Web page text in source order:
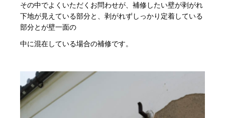
その中でよくいただくお問わせが、補修したい壁が剥がれ
下地が見えている部分と、剥がれずしっかり定着している
部分とが壁一面の
中に混在している場合の補修です。